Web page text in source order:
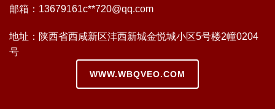
邮箱：13679161c**720@qq.com
地址：陕西省西咸新区沣西新城金悦城小区5号楼2幢0204
号
WWW.WBQVEO.COM